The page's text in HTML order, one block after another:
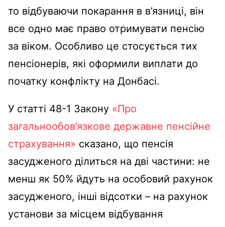
то відбуваючи покарання в в’язниці, він
все одно має право отримувати пенсію
за віком. Особливо це стосується тих
пенсіонерів, які оформили виплати до
початку конфлікту на Донбасі.
У статті 48-1 Закону «Про
загальнообов’язкове державне пенсійне
страхування» сказано, що пенсія
засудженого ділиться на дві частини: не
менш як 50% йдуть на особовий рахунок
засудженого, інші відсотки – на рахунок
установи за місцем відбування